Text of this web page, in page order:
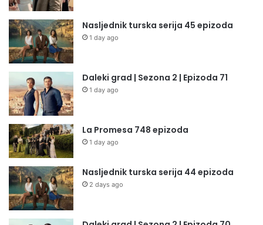
Nasljednik turska serija 45 epizoda
1 day ago
Daleki grad | Sezona 2 | Epizoda 71
1 day ago
La Promesa 748 epizoda
1 day ago
Nasljednik turska serija 44 epizoda
2 days ago